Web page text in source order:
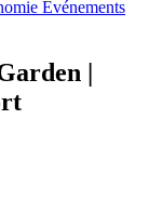
Événements
|